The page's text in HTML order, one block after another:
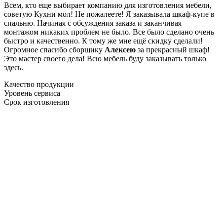
Всем, кто еще выбирает компанию для изготовления мебели,
советую Кухни мол! Не пожалеете! Я заказывала шкаф-купе в
спальню. Начиная с обсуждения заказа и заканчивая
монтажом никаких проблем не было. Все было сделано очень
быстро и качественно. К тому же мне ещё скидку сделали!
Огромное спасибо сборщику Алексею за прекрасный шкаф!
Это мастер своего дела! Всю мебель буду заказывать только
здесь.
Качество продукции
Уровень сервиса
Срок изготовления